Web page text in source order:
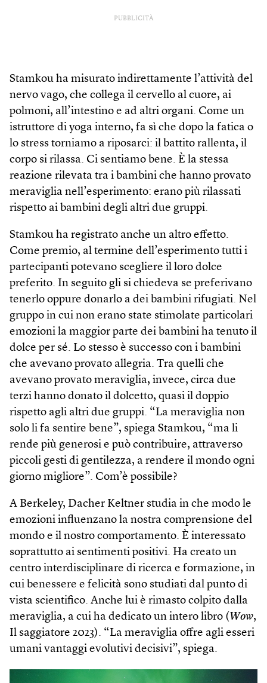
PUBBLICITÀ
Stamkou ha misurato indirettamente l’attività del
nervo vago, che collega il cervello al cuore, ai
polmoni, all’intestino e ad altri organi. Come un
istruttore di yoga interno, fa sì che dopo la fatica o
lo stress torniamo a riposarci: il battito rallenta, il
corpo si rilassa. Ci sentiamo bene. È la stessa
reazione rilevata tra i bambini che hanno provato
meraviglia nell’esperimento: erano più rilassati
rispetto ai bambini degli altri due gruppi.
Stamkou ha registrato anche un altro effetto.
Come premio, al termine dell’esperimento tutti i
partecipanti potevano scegliere il loro dolce
preferito. In seguito gli si chiedeva se preferivano
tenerlo oppure donarlo a dei bambini rifugiati. Nel
gruppo in cui non erano state stimolate particolari
emozioni la maggior parte dei bambini ha tenuto il
dolce per sé. Lo stesso è successo con i bambini
che avevano provato allegria. Tra quelli che
avevano provato meraviglia, invece, circa due
terzi hanno donato il dolcetto, quasi il doppio
rispetto agli altri due gruppi. “La meraviglia non
solo li fa sentire bene”, spiega Stamkou, “ma li
rende più generosi e può contribuire, attraverso
piccoli gesti di gentilezza, a rendere il mondo ogni
giorno migliore”. Com’è possibile?
A Berkeley, Dacher Keltner studia in che modo le
emozioni influenzano la nostra comprensione del
mondo e il nostro comportamento. È interessato
soprattutto ai sentimenti positivi. Ha creato un
centro interdisciplinare di ricerca e formazione, in
cui benessere e felicità sono studiati dal punto di
vista scientifico. Anche lui è rimasto colpito dalla
meraviglia, a cui ha dedicato un intero libro ( Wow,
Il saggiatore 2023). “La meraviglia offre agli esseri
umani vantaggi evolutivi decisivi”, spiega.